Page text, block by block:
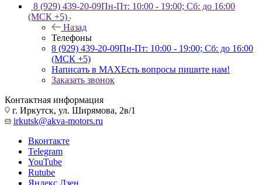
8 (929) 439-20-09Пн-Пт: 10:00 - 19:00; Сб: до 16:00
(МСК +5)
Назад
Телефоны
8 (929) 439-20-09Пн-Пт: 10:00 - 19:00; Сб: до 16:00
(МСК +5)
Написать в MAXЕсть вопросы пишите нам!
Заказать звонок
Контактная информация
г. Иркутск, ул. Ширямова, 2в/1
irkutsk@akva-motors.ru
Вконтакте
Telegram
YouTube
Rutube
Яндекс.Дзен